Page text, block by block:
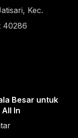
Kec.
40286
Besar untuk
In